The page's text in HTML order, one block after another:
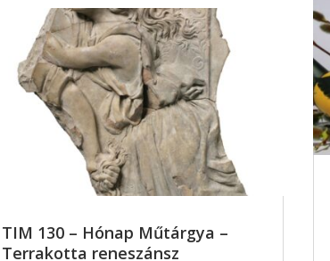
TIM 130 – Hónap Műtárgya –
Terrakotta reneszánsz